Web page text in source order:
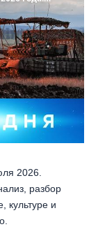
2026.
разбор
культуре и